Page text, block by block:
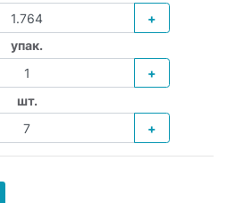
+
упак.
+
шт.
+